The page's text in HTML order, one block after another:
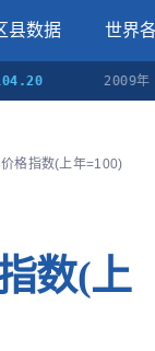
县数据 世界
2009年 2009
格指数(上年=100)
数(上